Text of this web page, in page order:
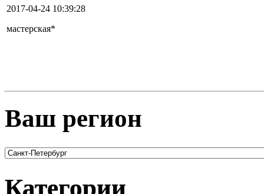
2017-04-24 10:39:28
мастерская*
Ваш регион
Категории